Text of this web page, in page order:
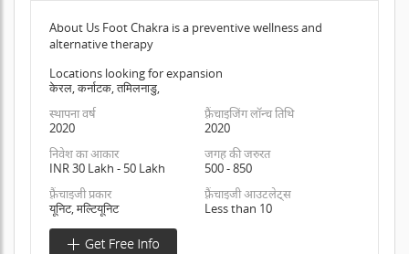
About Us Foot Chakra is a preventive wellness and
alternative therapy
Locations looking for expansion
केरल, कर्नाटक, तमिलनाडु,
स्थापना वर्ष
2020
फ़्रैंचाइजिंग लॉन्च तिथि
2020
निवेश का आकार
INR 30 Lakh - 50 Lakh
जगह की जरुरत
500 - 850
फ़्रैंचाइजी प्रकार
यूनिट, मल्टियूनिट
फ़्रैंचाइजी आउटलेट्स
Less than 10